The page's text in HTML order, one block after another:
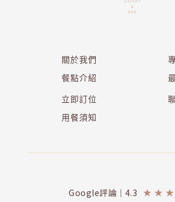
關於我們
餐點介紹
立即訂位
用餐須知
Google評論｜4.3 ★ ★ ★